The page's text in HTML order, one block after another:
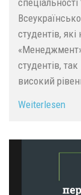
студентів,
студентів,
високий
Weiterlesen